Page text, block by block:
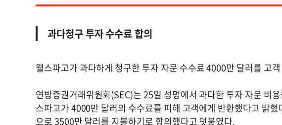
과다청구 투자 수수료 합의
웰스파고가 과다하게 청구한 투자 자문 수수료 4000만 달러를 고
연방증권거래위원회(SEC)는 25일 성명에서 과다한 투자 자문 비
스파고가 4000만 달러의 수수료를 피해 고객에게 반환했다고 밝
으로 3500만 달러를 지불하기로 합의했다고 덧붙였다.